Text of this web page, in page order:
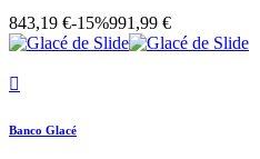
843,19 €-15%991,99 €

Banco Glacé